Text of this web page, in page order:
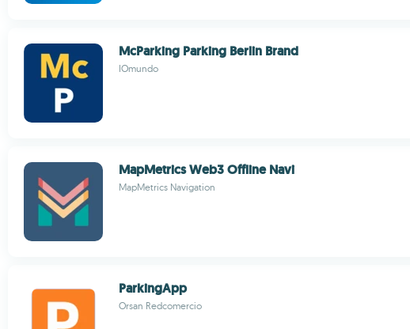
McParking Parking Berlin Brand
IOmundo
MapMetrics Web3 Offline Navi
MapMetrics Navigation
ParkingApp
Orsan Redcomercio